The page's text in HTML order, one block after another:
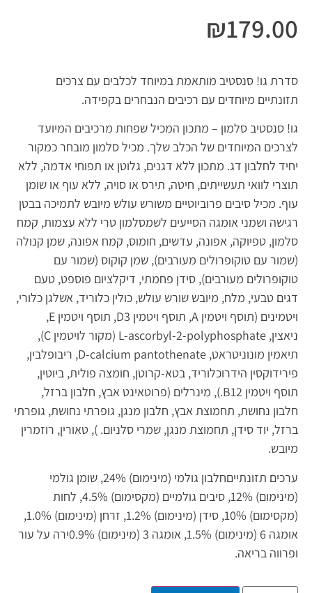
₪179.00
סדרת גו! סנסטיב מותאמת במיוחד לכלבים עם צרכים
תזונתיים מיוחדים עם רכיבים הנבחרים בקפידה.
גו! סנסטיב סלמון – מתכון המכיל שפחות מרכיבים המיועד
לצרכים המיוחדים של הכלב שלך. מכיל סלמון מובחר כמקור
יחיד לחלבון דג. מתכון ללא דגנים, גלוטן או תפוחי אדמה, ללא
תוצרי לוואי תעשייתים, חיטה, תירס או סויה, ללא עוף או שומן
עוף. מכיל סיבים פרוביוטיים משורש עולש מיובש לתמיכה בבטן
רגישה ושמני אומגה הסייעים לשמסלמון טרי ללא עצמות, קמח
סלמון, טפיוקה, אפונה, עדשים, חומוס, קמח אפונה, שמן קנולה
(שמור עם טוקופרולים מעורבים), שמן קוקוס (שמור עם
טוקופרולים מעורבים), סידן פחמתי, דיקלציום פוספט, טעם
דגים טבעי, מלח, מיובש שורש עולש, כולין כלוריד, אשלגן כלורי,
ויטמינים (תוסף ויטמין A, תוסף ויטמין D3, תוסף ויטמין E,
ניאצין, L-ascorbyl-2-polyphosphate (מקור לויטמין C),
תיאמין מונוניטראט, D-calcium pantothenate, ריבופלבין,
פירידוקסין הידרוכלוריד, בטא-קרוטן, חומצה פולית, ביוטין,
תוסף ויטמין B12.), מינרלים (פרוטאינט אבץ, חלבון ברזל,
חלבון נחושת, תחמוצת אבץ, חלבון מנגן, גופרתי נחושת, גופרתי
ברזל, יוד סידן, תחמוצת מנגן, שמרי סלניום. ), טאורין, רוזמרין
מיובש.
ערכים תזונתיים
חלבון גולמי (מינימום) 24%, שומן גולמי
(מינימום) 12%, סיבים גולמיים (מקסימום) 4.5%, לחות
(מקסימום) 10%, סידן (מינימום) 1.2%, זרחן (מינימום) 1.0%,
אומגה 6 (מינימום) 1.5%, אומגה 3 (מינימום) 0.9%
ירה על עור
ופרווה בריאה.